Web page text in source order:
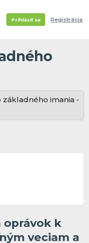
Prihlásiť sa Registrácia
základného imania -
oprávok k
veciam a